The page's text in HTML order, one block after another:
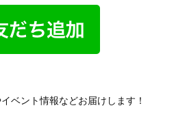
ベント情報などお届けします！